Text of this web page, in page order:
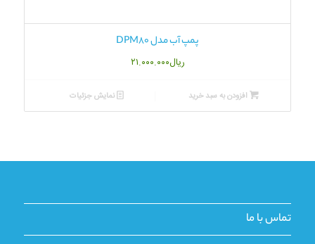
پمپ آب مدل DPM80
ریال۲۱.۰۰۰.۰۰۰
افزودن به سبد خرید نمایش جزئیات
تماس با ما